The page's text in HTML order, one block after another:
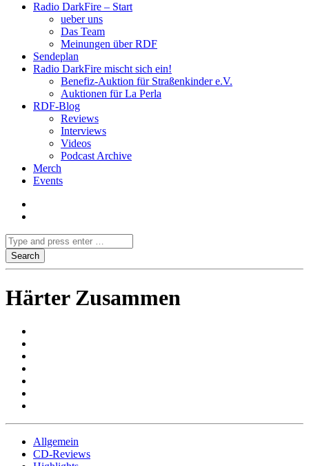
Radio DarkFire – Start
ueber uns
Das Team
Meinungen über RDF
Sendeplan
Radio DarkFire mischt sich ein!
Benefiz-Auktion für Straßenkinder e.V.
Auktionen für La Perla
RDF-Blog
Reviews
Interviews
Videos
Podcast Archive
Merch
Events
Härter Zusammen
Allgemein
CD-Reviews